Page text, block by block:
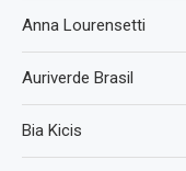
Anna Lourensetti
Auriverde Brasil
Bia Kicis